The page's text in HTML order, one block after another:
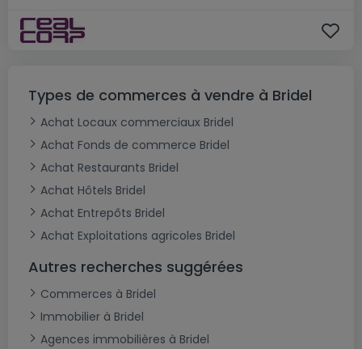
Types de commerces à vendre à Bridel
Achat Locaux commerciaux Bridel
Achat Fonds de commerce Bridel
Achat Restaurants Bridel
Achat Hôtels Bridel
Achat Entrepôts Bridel
Achat Exploitations agricoles Bridel
Autres recherches suggérées
Commerces à Bridel
Immobilier à Bridel
Agences immobilières à Bridel